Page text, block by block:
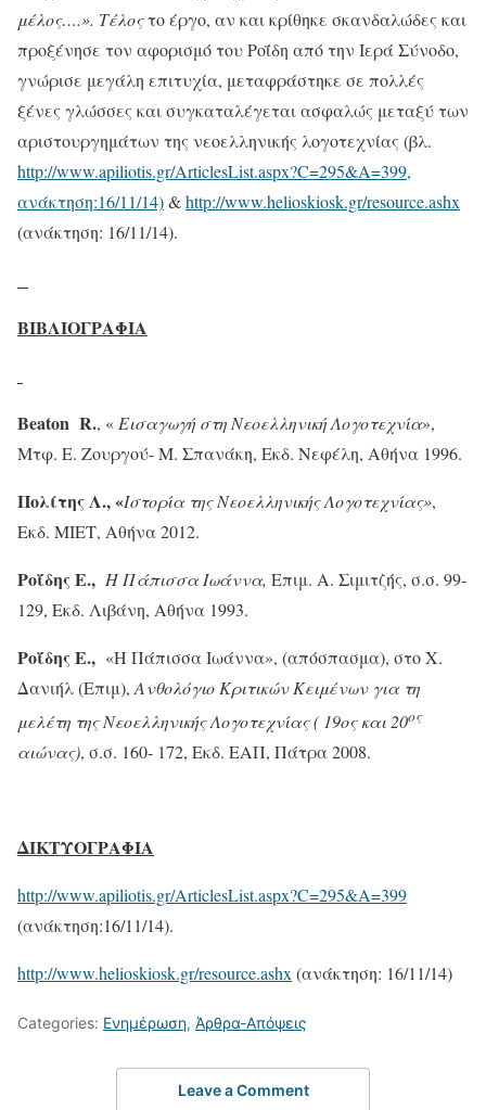
μέλος….». Τέλοςτο έργο, αν και κρίθηκε σκανδαλώδες και
προξένησε τον αφορισμό του Ροΐδη από την Ιερά Σύνοδο,
γνώρισε μεγάλη επιτυχία, μεταφράστηκε σε πολλές
ξένες γλώσσες και συγκαταλέγεται ασφαλώς μεταξύ των
αριστουργημάτων της νεοελληνικής λογοτεχνίας (βλ.
http://www.apiliotis.gr/ArticlesList.aspx?C=295&A=399,
ανάκτηση:16/11/14)&http://www.helioskiosk.gr/resource.ashx
(ανάκτηση: 16/11/14).
ΒΙΒΛΙΟΓΡΑΦΙΑ
Beaton R., «Εισαγωγή στη Νεοελληνική Λογοτεχνία»,
Μτφ. Ε. Ζουργού- Μ. Σπανάκη, Εκδ. Νεφέλη, Αθήνα 1996.
Πολίτης Λ., «Ιστορία της Νεοελληνικής Λογοτεχνίας»,
Εκδ. ΜΙΕΤ, Αθήνα 2012.
Ροΐδης Ε., Η Πάπισσα Ιωάννα, Επιμ. Α. Σιμιτζής, σ.σ. 99-
129, Εκδ. Λιβάνη, Αθήνα 1993.
ΡοΐδηςΕ., «Η Πάπισσα Ιωάννα», (απόσπασμα), στο Χ.
Δανιήλ (Επιμ),Ανθολόγιο Κριτικών Κειμένων για τη
μελέτη της Νεοελληνικής Λογοτεχνίας ( 19ος και 20ος
αιώνας), σ.σ. 160- 172, Εκδ. ΕΑΠ, Πάτρα 2008.
ΔΙΚΤΥΟΓΡΑΦΙΑ
http://www.apiliotis.gr/ArticlesList.aspx?C=295&A=399
(ανάκτηση:16/11/14).
http://www.helioskiosk.gr/resource.ashx (ανάκτηση: 16/11/14)
Categories: Ενημέρωση, Άρθρα-Απόψεις
Leave a Comment